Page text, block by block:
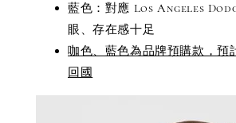
藍色：對應 Los Angeles
眼、存在感十足
咖色、藍色為品牌預購款，預
回國